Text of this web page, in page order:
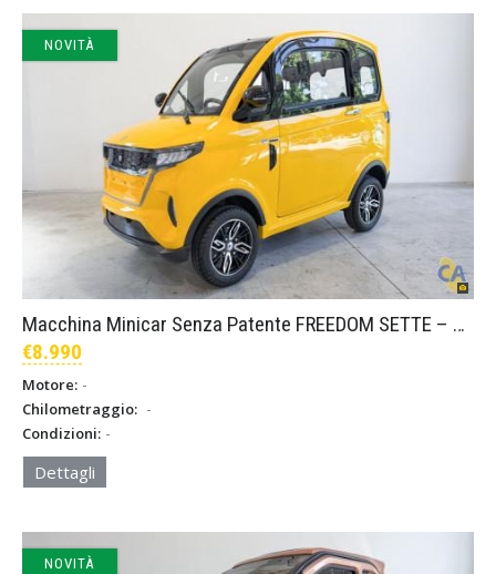
NOVITÀ
Macchina Minicar Senza Patente FREEDOM SETTE – Giallo
€8.990
Motore: -
Chilometraggio: -
Condizioni: -
Dettagli
NOVITÀ